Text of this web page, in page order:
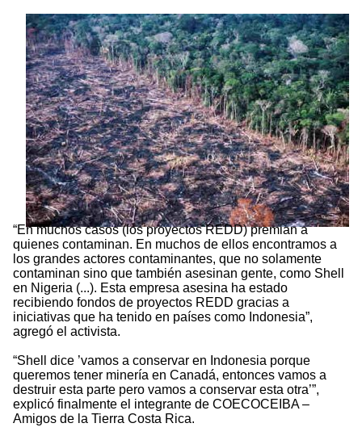
“En muchos casos (los proyectos REDD) premian a
quienes contaminan. En muchos de ellos encontramos a
los grandes actores contaminantes, que no solamente
contaminan sino que también asesinan gente, como Shell
en Nigeria (...). Esta empresa asesina ha estado
recibiendo fondos de proyectos REDD gracias a
iniciativas que ha tenido en países como Indonesia”,
agregó el activista.
“Shell dice ’vamos a conservar en Indonesia porque
queremos tener minería en Canadá, entonces vamos a
destruir esta parte pero vamos a conservar esta otra’”,
explicó finalmente el integrante de COECOCEIBA –
Amigos de la Tierra Costa Rica.